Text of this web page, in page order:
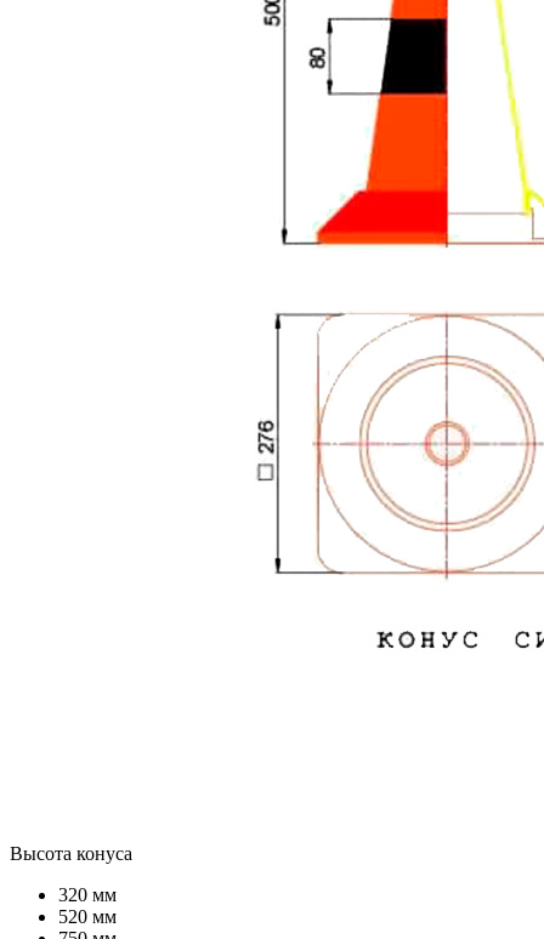
Высота конуса
320 мм
520 мм